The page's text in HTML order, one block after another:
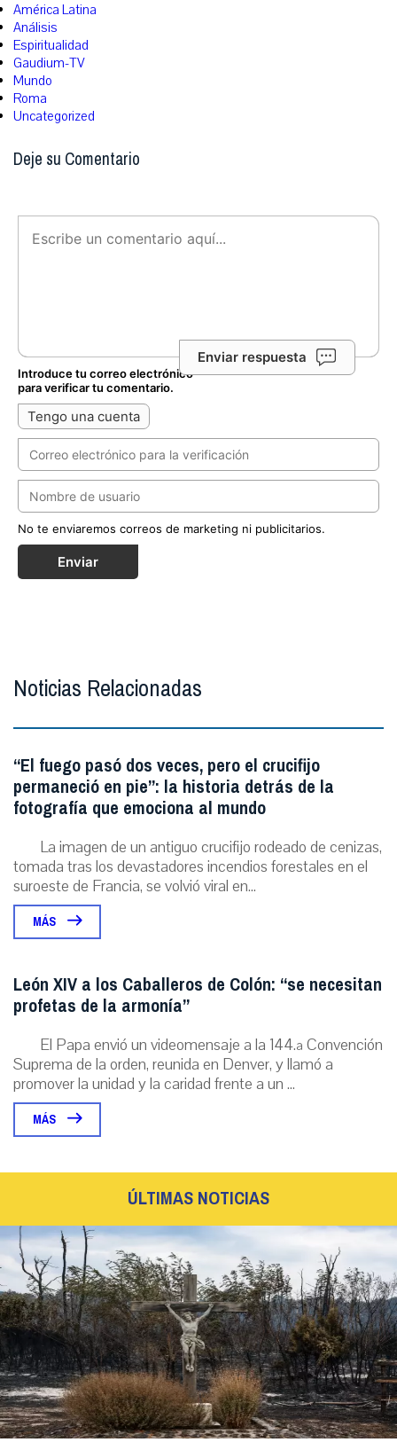
América Latina
Análisis
Espiritualidad
Gaudium-TV
Mundo
Roma
Uncategorized
Deje su Comentario
Enviar respuesta
Introduce tu correo electrónico
para verificar tu comentario.
Tengo una cuenta
No te enviaremos correos de marketing ni publicitarios.
Enviar
Noticias Relacionadas
“El fuego pasó dos veces, pero el crucifijo
permaneció en pie”: la historia detrás de la
fotografía que emociona al mundo
La imagen de un antiguo crucifijo rodeado de cenizas,
tomada tras los devastadores incendios forestales en el
suroeste de Francia, se volvió viral en...
MÁS
León XIV a los Caballeros de Colón: “se necesitan
profetas de la armonía”
El Papa envió un videomensaje a la 144.ª Convención
Suprema de la orden, reunida en Denver, y llamó a
promover la unidad y la caridad frente a un ...
MÁS
ÚLTIMAS NOTICIAS